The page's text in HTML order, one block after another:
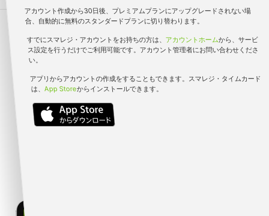
アカウント作成から30日後、プレミアムプランにアップグレードされない場
合、自動的に無料のスタンダードプランに切り替わります。
すでにスマレジ・アカウントをお持ちの方は、 アカウントホームから、サービ
ス設定を行うだけでご利用可能です。アカウント管理者にお問い合わせくださ
い。
アプリからアカウントの作成をすることもできます。スマレジ・タイムカード
は、App Storeからインストールできます。
多くのお客さまにご利用いただき、
登録事業者数